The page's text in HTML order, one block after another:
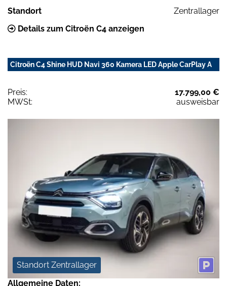
Standort
Zentrallager
Details zum Citroën C4 anzeigen
Citroën C4 Shine HUD Navi 360 Kamera LED Apple CarPlay A
Preis:
17.799,00 €
MWSt:
ausweisbar
Standort Zentrallager
Allgemeine Daten: